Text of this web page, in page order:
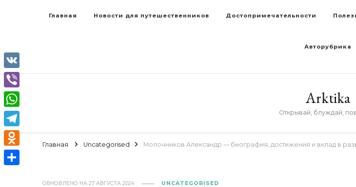
Главная Новости для путешественников Достопримечательности
Авторубрика
Arktika
Открывай, блуждай,
Главная Uncategorised Молочников Александр — биография, достижения и вклад в
ОБНОВЛЕНО НА 27 АВГУСТА 2024 UNCATEGORISED
VK
Viber
WhatsApp
Telegram
Odnoklassniki